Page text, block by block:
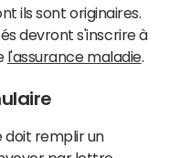
ils sont originaires.
devront s'inscrire à
l'assurance maladie.
doit remplir un